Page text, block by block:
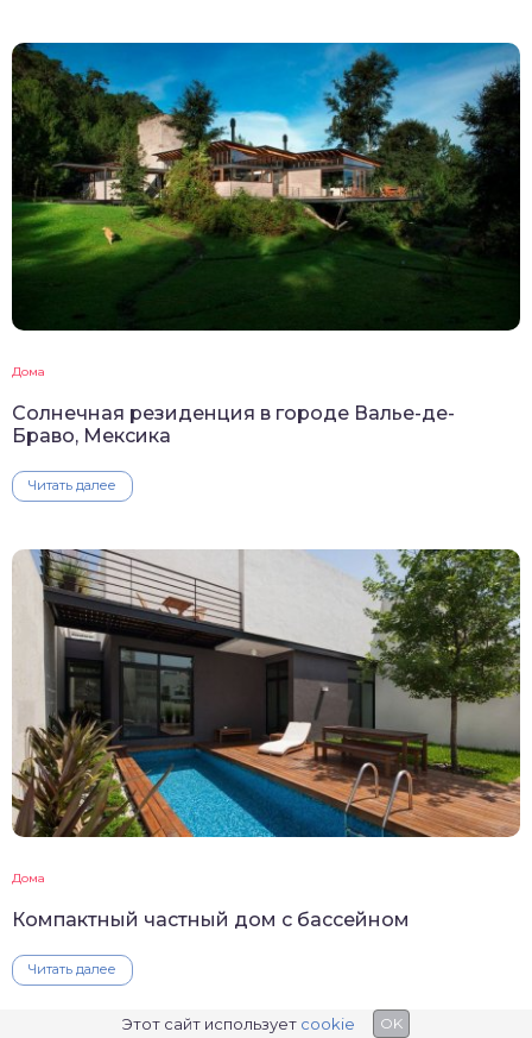
Дома
Солнечная резиденция в городе Валье-де-
Браво, Мексика
Читать далее
Дома
Компактный частный дом с бассейном
Читать далее
Этот сайт использует cookie OK